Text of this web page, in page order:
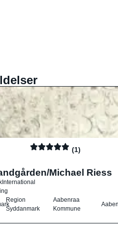
(1)
Michael Riess
International
Region
Syddanmark
Aabenraa
Kommune